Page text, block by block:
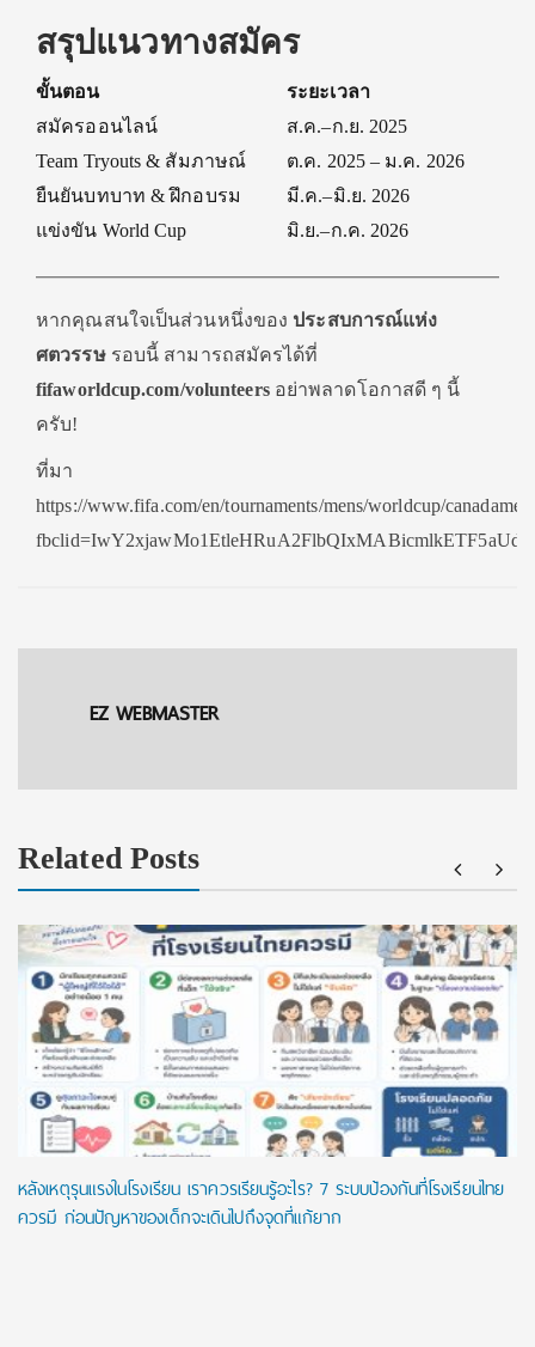
สรุปแนวทางสมัคร
ขั้นตอน
ระยะเวลา
สมัครออนไลน์
ส.ค.–ก.ย. 2025
Team Tryouts & สัมภาษณ์
ต.ค. 2025 – ม.ค. 2026
ยืนยันบทบาท & ฝึกอบรม
มี.ค.–มิ.ย. 2026
แข่งขัน World Cup
มิ.ย.–ก.ค. 2026
หากคุณสนใจเป็นส่วนหนึ่งของ ประสบการณ์แห่ง
ศตวรรษรอบนี้ สามารถสมัครได้ที่
fifaworldcup.com/volunteersอย่าพลาดโอกาสดี ๆ นี้
ครับ!
ที่มา
https://www.fifa.com/en/tournaments/mens/worldcup/
EZ WEBMASTER
Related Posts
หลังเหตุรุนแรงในโรงเรียน เราควรเรียนรู้อะไร? 7 ระบบป้องกันที่โรงเรียนไทย
ควรมี ก่อนปัญหาของเด็กจะเดินไปถึงจุดที่แก้ยาก